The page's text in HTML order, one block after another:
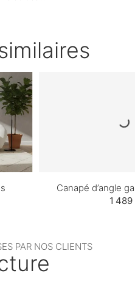
Canapé d’angle
1 489
PAR NOS CLIENTS